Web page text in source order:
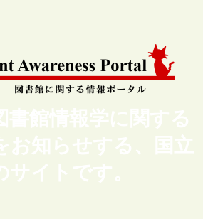
書館情報学に関する
お知らせする、国立
サイトです。